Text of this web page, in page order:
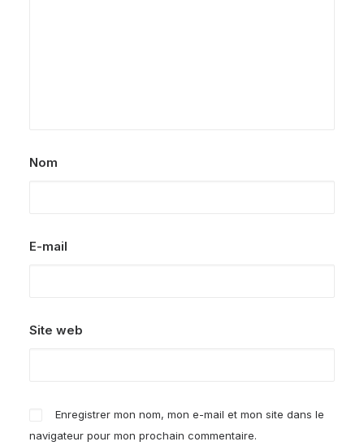
Nom
E-mail
Site web
Enregistrer mon nom, mon e-mail et mon site dans le
navigateur pour mon prochain commentaire.